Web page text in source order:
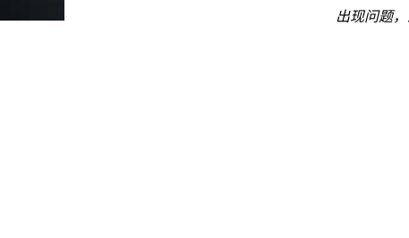
出现问题